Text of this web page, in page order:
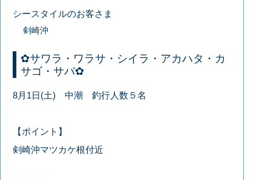
シースタイルのお客さま
剣崎沖
✿サワラ・ワラサ・シイラ・アカハタ・カ
サゴ・サバ✿
8月1日(土) 中潮 釣行人数５名
【ポイント】
剣崎沖マツカケ根付近